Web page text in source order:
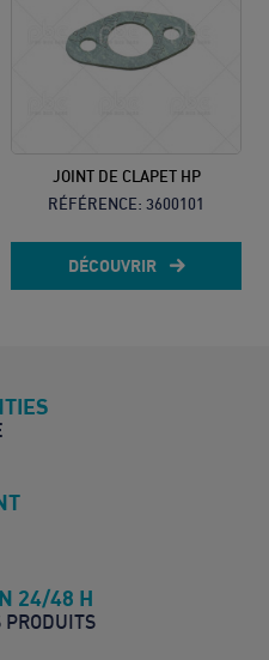
JOINT DE CLAPET HP
RÉFÉRENCE: 3600101
DÉCOUVRIR
24/48 H
PRODUITS